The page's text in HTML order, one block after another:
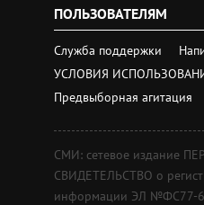
ПОЛЬЗОВАТЕЛЯМ
Служба поддержки
УСЛОВИЯ
Предвыборная агитация
СМИ: сетевое издание
СВИДЕТЕЛЬСТВО о
информации ЭЛ №ФС77-